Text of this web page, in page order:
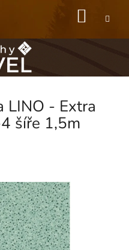
LINO - Extra
šíře 1,5m